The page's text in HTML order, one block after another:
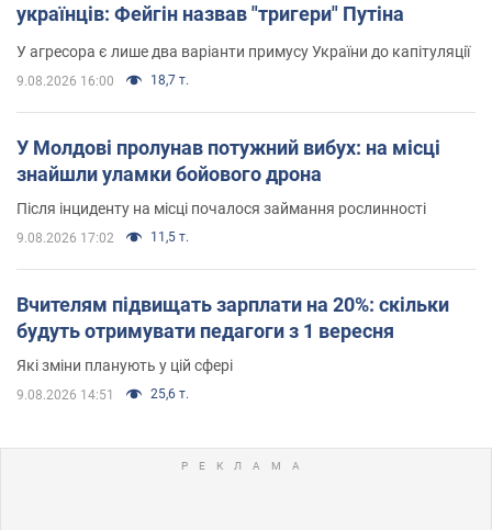
українців: Фейгін назвав "тригери" Путіна
У агресора є лише два варіанти примусу України до капітуляції
9.08.2026 16:00 18,7 т.
У Молдові пролунав потужний вибух: на місці
знайшли уламки бойового дрона
Після інциденту на місці почалося займання рослинності
9.08.2026 17:02 11,5 т.
Вчителям підвищать зарплати на 20%: скільки
будуть отримувати педагоги з 1 вересня
Які зміни планують у цій сфері
9.08.2026 14:51 25,6 т.